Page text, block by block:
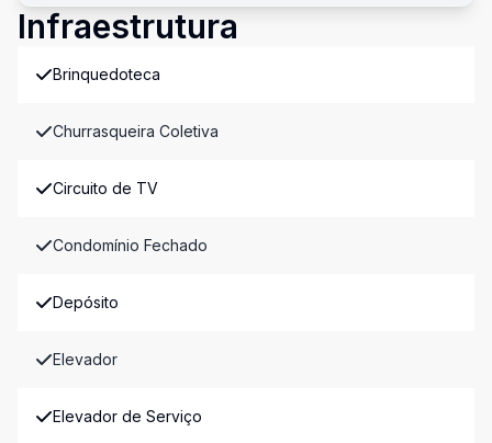
Infraestrutura
Brinquedoteca
Churrasqueira Coletiva
Circuito de TV
Condomínio Fechado
Depósito
Elevador
Elevador de Serviço